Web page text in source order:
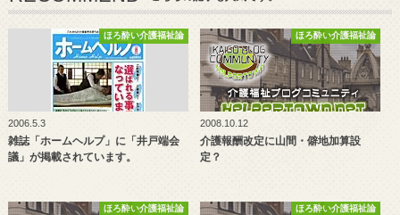
ほろ酔い介護福祉論
2006.5.3
雑誌「ホームヘルプ」に「井戸端会
議」が掲載されています。
ほろ酔い介護福祉論
2008.10.12
介護報酬改定に山間・僻地加算設
定？
ほろ酔い介護福祉論 ほろ酔い介護福祉論